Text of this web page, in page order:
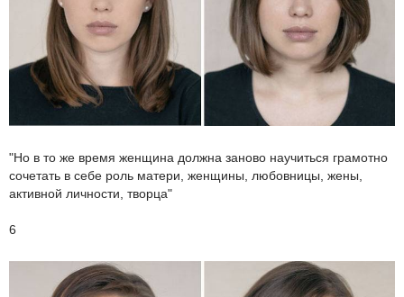
"Но в то же время женщина должна заново научиться грамотно
сочетать в себе роль матери, женщины, любовницы, жены,
активной личности, творца"
6